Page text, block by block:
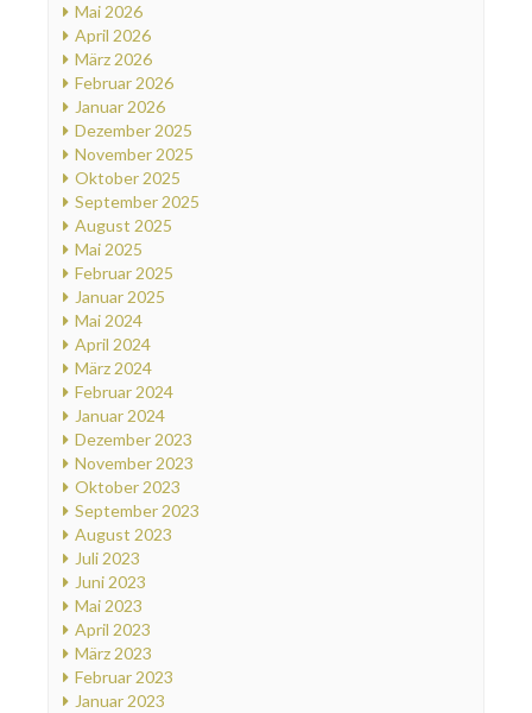
Mai 2026
April 2026
März 2026
Februar 2026
Januar 2026
Dezember 2025
November 2025
Oktober 2025
September 2025
August 2025
Mai 2025
Februar 2025
Januar 2025
Mai 2024
April 2024
März 2024
Februar 2024
Januar 2024
Dezember 2023
November 2023
Oktober 2023
September 2023
August 2023
Juli 2023
Juni 2023
Mai 2023
April 2023
März 2023
Februar 2023
Januar 2023